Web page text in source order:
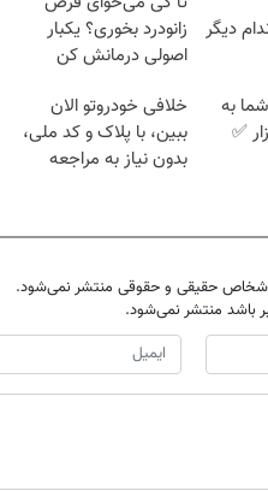
دیگر
زانودرد بخوری؟ یکبار
اصولی درمانش کن
به
✅
خلافی خودروتو الان
ببین، با پلاک و کد ملی،
بدون نیاز به مراجعه
اشخاص حقیقی و حقوقی منتشر نمی‌شود.
باشد منتشر نمی‌شود.